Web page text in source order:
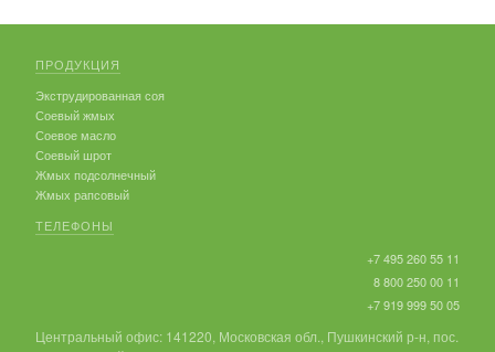
ПРОДУКЦИЯ
Экструдированная соя
Соевый жмых
Соевое масло
Соевый шрот
Жмых подсолнечный
Жмых рапсовый
ТЕЛЕФОНЫ
+7 495 260 55 11
8 800 250 00 11
+7 919 999 50 05
Центральный офис: 141220, Московская обл., Пушкинский р-н, пос.